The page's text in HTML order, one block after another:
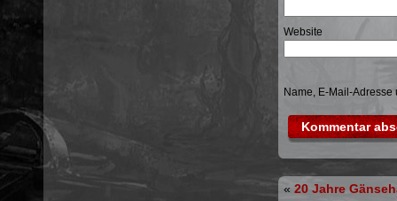
Website
Name, E-Mail-
« 20 Jahre